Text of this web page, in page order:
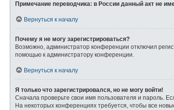
Примечание переводчика: в России данный акт не
Вернуться к началу
Почему я не могу зарегистрироваться?
Возможно, администратор конференции отключил
помощью к администратору конференции.
Вернуться к началу
Я только что зарегистрировался, но не могу войти!
Сначала проверьте свои имя пользователя и пароль.
На некоторых конференциях требуется, чтобы все